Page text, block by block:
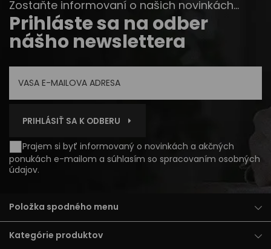
Zostaňte informovaní o našich novinkách...
Prihláste sa na odber
nášho newslettera
PRIHLÁSIŤ SA K ODBERU
Prajem si byť informovaný o novinkách a akčných
ponukách e-mailom a súhlasím so spracovaním osobných
údajov.
Položka spodného menu
Kategórie produktov